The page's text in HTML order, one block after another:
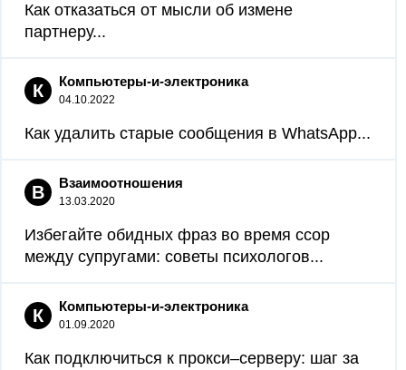
Как отказаться от мысли об измене
партнеру...
К Компьютеры-и-электроника
04.10.2022
Как удалить старые сообщения в WhatsApp...
В Взаимоотношения
13.03.2020
Избегайте обидных фраз во время ссор
между супругами: советы психологов...
К Компьютеры-и-электроника
01.09.2020
Как подключиться к прокси–серверу: шаг за